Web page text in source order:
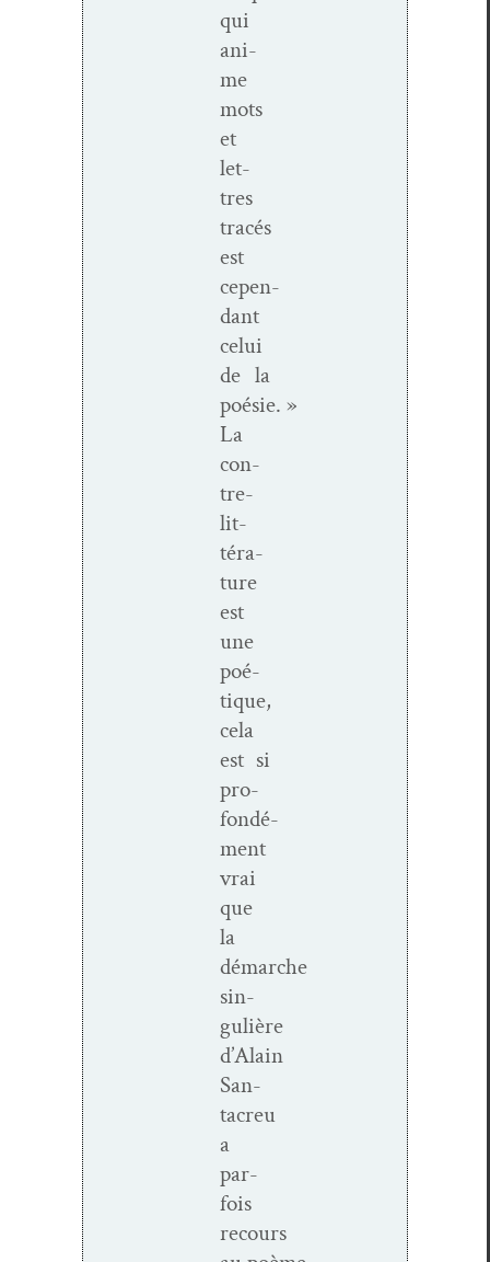
qui
ani­
me
mots
et
let­
tres
tracés
est
cepen­
dant
celui
de la
poésie. »
La
con­
tre­
lit­
téra­
ture
est
une
poé­
tique,
cela
est si
pro­
fondé­
ment
vrai
que
la
démarche
sin­
gulière
d’Alain
San­
tacreu
a
par­
fois
recours